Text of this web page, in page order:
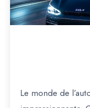
Le monde de